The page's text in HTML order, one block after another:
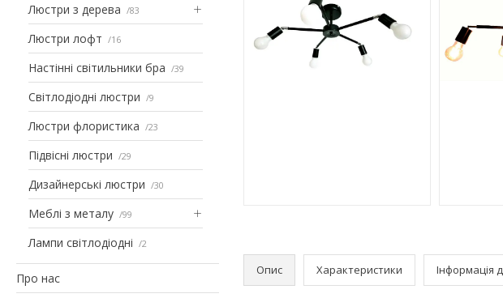
Люстри з дерева 83
Люстри лофт 16
Настінні світильники бра 39
Світлодіодні люстри 9
Люстри флористика 23
Підвісні люстри 29
Дизайнерські люстри 30
Меблі з металу 99
Лампи світлодіодні 2
Про нас
Опис Характеристики Інформація